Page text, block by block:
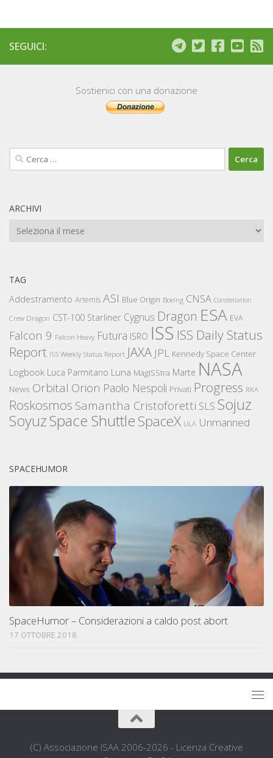
SEGUICI:
Sostienici con una donazione
Ricerca
per:
ARCHIVI
Archivi
TAG
Addestramento Artemis ASI Blue Origin Boeing CNSA Constellation
Crew Dragon CST-100 Starliner Cygnus Dragon ESA EVA
Falcon 9 Falcon Heavy Futura ISRO ISS ISS Daily Status
Report ISS Weekly Status Report JAXA JPL Kennedy Space Center
Logbook Luca Parmitano Luna MagISStra Marte NASA
News Orbital Orion Paolo Nespoli Privati Progress RKA
Roskosmos Samantha Cristoforetti SLS Sojuz
SoyuzSpace ShuttleSpaceX ULA Unmanned
SPACEHUMOR
SpaceHumor – Considerazioni a caldo post abort
17 OTTOBRE 2018
(C) Associazione ISAA 2006-2026 - Licenza Creative